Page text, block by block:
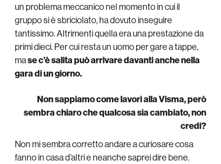
un problema meccanico nel momento in cui il
gruppo si è sbriciolato, ha dovuto inseguire
tantissimo. Altrimenti quella era una prestazione da
primi dieci. Per cui resta un uomo per gare a tappe,
mase c’è salita può arrivare davanti anche nella
gara di un giorno.
Non sappiamo come lavori alla Visma, però
sembra chiaro che qualcosa sia cambiato, non
credi?
Non mi sembra corretto andare a curiosare cosa
fanno in casa d’altri e neanche saprei dire bene.